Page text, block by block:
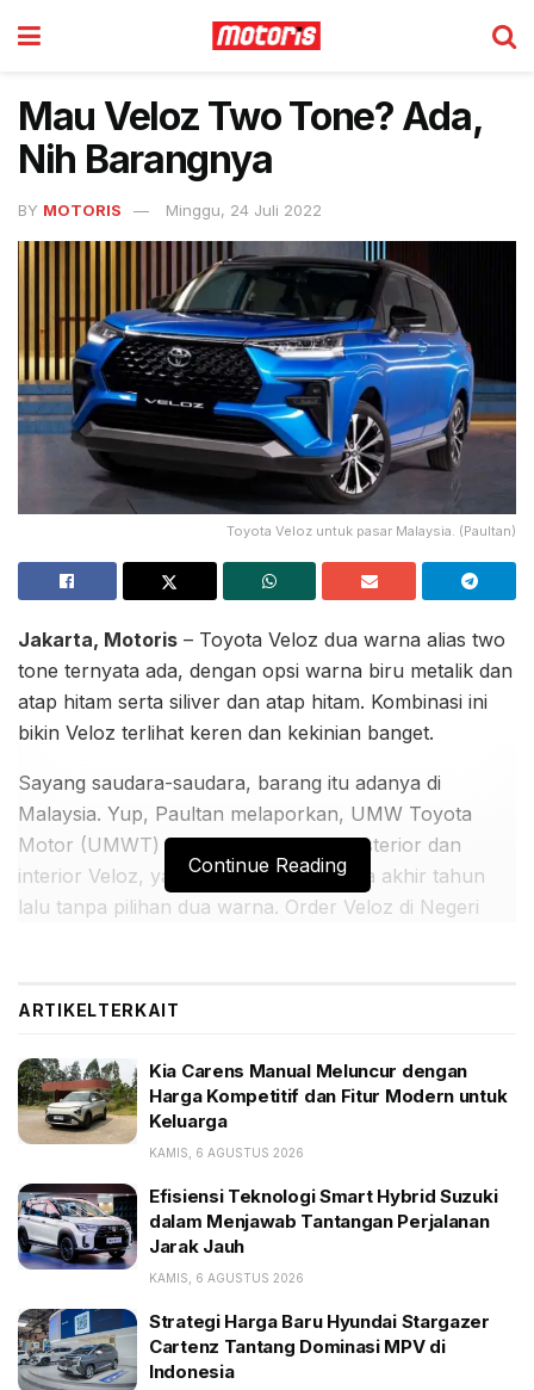
Mau Veloz Two Tone? Ada,
Nih Barangnya
BY MOTORIS Minggu, 24 Juli 2022
Toyota Veloz untuk pasar Malaysia. (Paultan)
Jakarta, Motoris – Toyota Veloz dua warna alias two
tone ternyata ada, dengan opsi warna biru metalik dan
atap hitam serta siliver dan atap hitam. Kombinasi ini
bikin Veloz terlihat keren dan kekinian banget.
Sayang saudara-saudara, barang itu adanya di
Malaysia. Yup, Paultan melaporkan, UMW Toyota
Motor (UMWT) telah menampilkan eksterior dan
interior Veloz, yang dilepas di Indonesia akhir tahun
lalu tanpa pilihan dua warna. Order Veloz di Negeri
jutaaan.
BACA JUGA:
Kia Carens Manual Meluncur dengan Harga
Kompetitif dan Fitur Modern untuk Keluarga
Efisiensi Teknologi Smart Hybrid Suzuki dalam
Menjawab Tantangan Perjalanan Jarak Jauh
Strategi Harga Baru Hyundai Stargazer Cartenz
Tantang Dominasi MPV di Indonesia
Mesinnya 2NR-VE, 1,5 liter, NA, empat silinder, bensin,
105 hp dan torsi 138 Nm, yang dikirim ke roda depan
dengan transmisi CVT. Selain opsi dua warna, Veloz di
Continue Reading
ARTIKELTERKAIT
Kia Carens Manual Meluncur dengan
Harga Kompetitif dan Fitur Modern untuk
Keluarga
KAMIS, 6 AGUSTUS 2026
Efisiensi Teknologi Smart Hybrid Suzuki
dalam Menjawab Tantangan Perjalanan
Jarak Jauh
KAMIS, 6 AGUSTUS 2026
Strategi Harga Baru Hyundai Stargazer
Cartenz Tantang Dominasi MPV di
Indonesia